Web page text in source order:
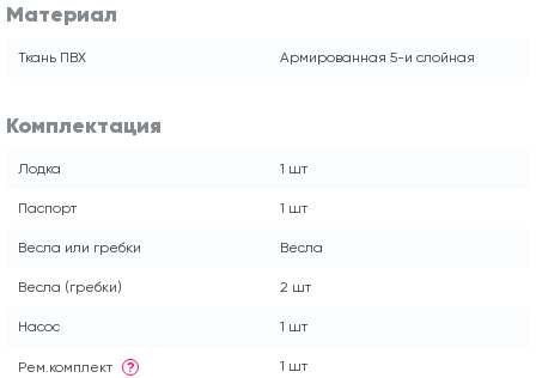
Материал
Ткань ПВХ Армированная 5-и слойная
Комплектация
Лодка 1 шт
Паспорт 1 шт
Весла или гребки Весла
Весла (гребки) 2 шт
Насос 1 шт
Рем.комплект ? 1 шт